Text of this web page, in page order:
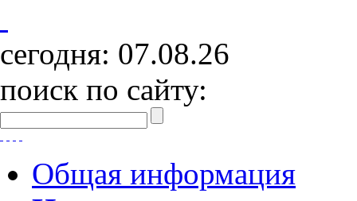
сегодня: 07.08.26
поиск по сайту:
Общая информация